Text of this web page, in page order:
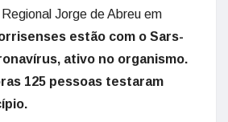
Jorge de Abreu em
estão com o Sars-
ativo no organismo.
125 pessoas testaram